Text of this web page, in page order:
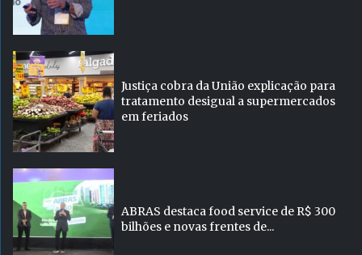
Justiça cobra da União explicação para
tratamento desigual a supermercados
em feriados
ABRAS destaca food service de R$ 300
bilhões e novas frentes de...